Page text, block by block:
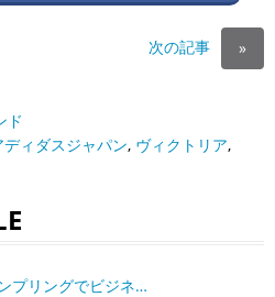
次の記事 »
ド
ディダスジャパン, ヴィクトリア,
プリングでビジネ…